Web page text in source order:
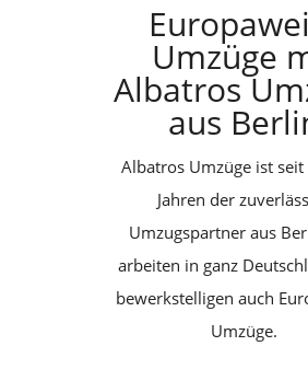
Umzüge
Albatros
aus
Albatros Umzüge ist
Jahren der
Umzugspartner aus
arbeiten in ganz
bewerkstelligen auch
Umzüge.